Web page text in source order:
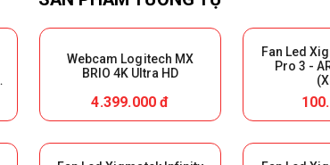
Webcam Logitech MX
BRIO 4K Ultra HD
4.399.000 đ
Fan Led
Pro 3 -